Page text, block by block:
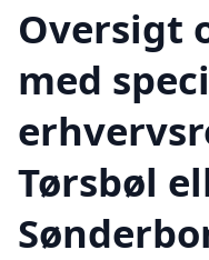
Oversigt
med
Tørsbøl